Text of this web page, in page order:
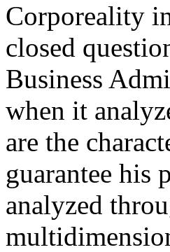
Corporeality
closed
Business
when it
are the
guarantee his
analyzed